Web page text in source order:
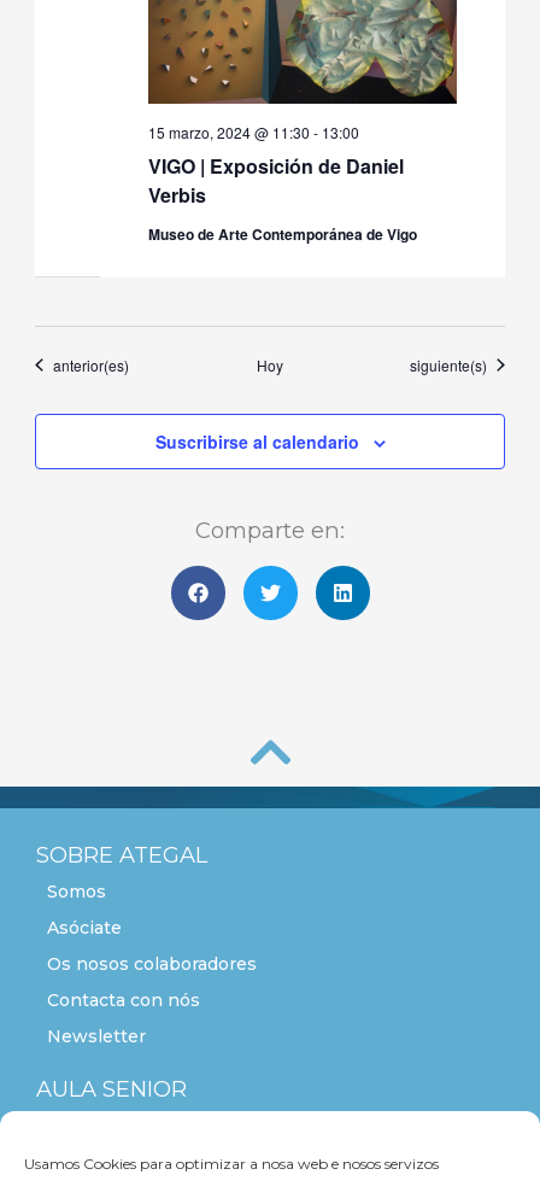
Usamos Cookies para optimizar a nosa web e nosos servizos
VIGO | Exposición de Daniel
Verbis
15 marzo, 2024 @ 11:30 - 13:00
Museo de Arte Contemporánea de Vigo
Eventos
anterior(es) Hoy Eventos
siguiente(s)
Suscribirse al calendario
Comparte en:
SOBRE ATEGAL
Somos
Asóciate
Os nosos colaboradores
Contacta con nós
Newsletter
AULA SENIOR